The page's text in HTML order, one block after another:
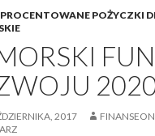
POŻYCZKI
2017